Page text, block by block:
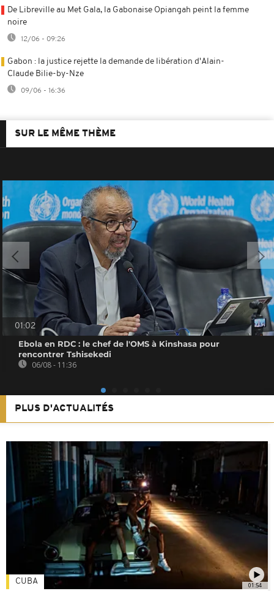
De Libreville au Met Gala, la Gabonaise Opiangah peint la femme
noire
12/06 - 09:26
Gabon : la justice rejette la demande de libération d'Alain-
Claude Bilie-by-Nze
09/06 - 16:36
SUR LE MÊME THÈME
01:02
Ebola en RDC : le chef de l'OMS à Kinshasa pour
rencontrer Tshisekedi
06/08 - 11:36
PLUS D'ACTUALITÉS
01:54
CUBA